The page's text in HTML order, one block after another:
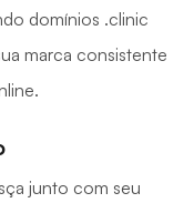
domínios .clinic
marca consistente
junto com seu